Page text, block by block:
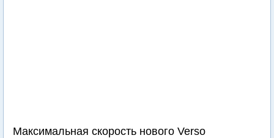
Максимальная скорость нового Verso